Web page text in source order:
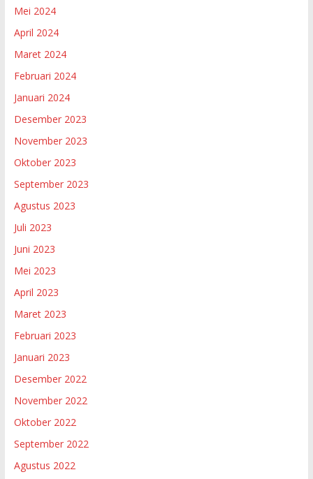
Mei 2024
April 2024
Maret 2024
Februari 2024
Januari 2024
Desember 2023
November 2023
Oktober 2023
September 2023
Agustus 2023
Juli 2023
Juni 2023
Mei 2023
April 2023
Maret 2023
Februari 2023
Januari 2023
Desember 2022
November 2022
Oktober 2022
September 2022
Agustus 2022